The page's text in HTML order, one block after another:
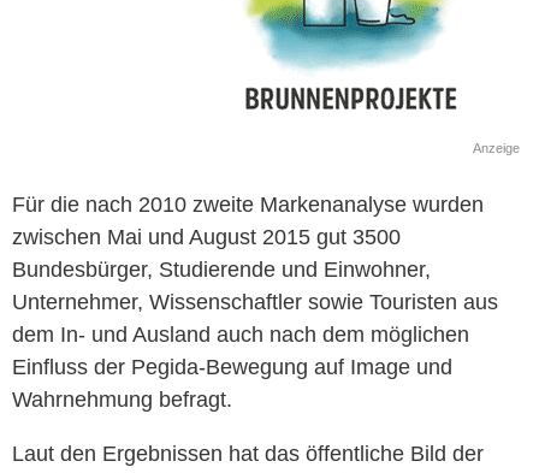
Anzeige
Für die nach 2010 zweite Markenanalyse wurden
zwischen Mai und August 2015 gut 3500
Bundesbürger, Studierende und Einwohner,
Unternehmer, Wissenschaftler sowie Touristen aus
dem In- und Ausland auch nach dem möglichen
Einfluss der Pegida-Bewegung auf Image und
Wahrnehmung befragt.
Laut den Ergebnissen hat das öffentliche Bild der